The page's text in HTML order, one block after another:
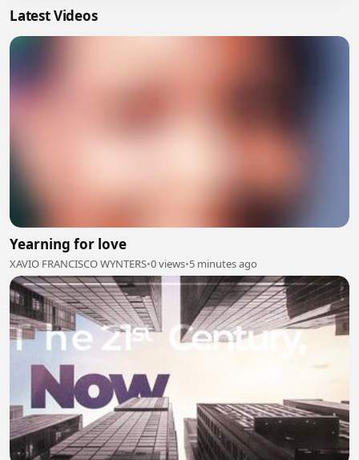
Latest Videos
Yearning for love
XAVIO FRANCISCO WYNTERS•0 views•5 minutes ago